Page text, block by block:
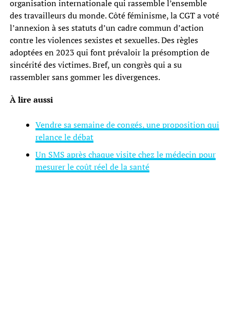
organisation internationale qui rassemble l’ensemble
des travailleurs du monde. Côté féminisme, la CGT a voté
l’annexion à ses statuts d’un cadre commun d’action
contre les violences sexistes et sexuelles. Des règles
adoptées en 2023 qui font prévaloir la présomption de
sincérité des victimes. Bref, un congrès qui a su
rassembler sans gommer les divergences.
À lire aussi
Vendre sa semaine de congés, une proposition qui
relance le débat
Un SMS après chaque visite chez le médecin pour
mesurer le coût réel de la santé